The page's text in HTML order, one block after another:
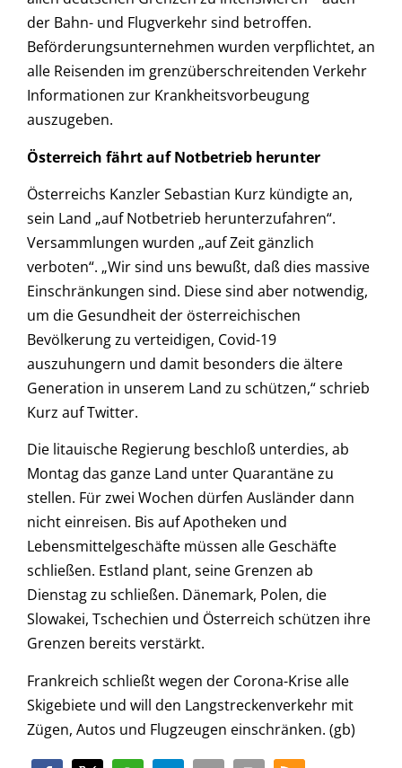
der Bahn- und Flugverkehr sind betroffen.
Beförderungsunternehmen wurden verpflichtet, an
alle Reisenden im grenzüberschreitenden Verkehr
Informationen zur Krankheitsvorbeugung
auszugeben.
Österreich fährt auf Notbetrieb herunter
Österreichs Kanzler Sebastian Kurz kündigte an,
sein Land „auf Notbetrieb herunterzufahren“.
Versammlungen wurden „auf Zeit gänzlich
verboten“. „Wir sind uns bewußt, daß dies massive
Einschränkungen sind. Diese sind aber notwendig,
um die Gesundheit der österreichischen
Bevölkerung zu verteidigen, Covid-19
auszuhungern und damit besonders die ältere
Generation in unserem Land zu schützen,“ schrieb
Kurz auf Twitter.
Die litauische Regierung beschloß unterdies, ab
Montag das ganze Land unter Quarantäne zu
stellen. Für zwei Wochen dürfen Ausländer dann
nicht einreisen. Bis auf Apotheken und
Lebensmittelgeschäfte müssen alle Geschäfte
schließen. Estland plant, seine Grenzen ab
Dienstag zu schließen. Dänemark, Polen, die
Slowakei, Tschechien und Österreich schützen ihre
Grenzen bereits verstärkt.
Frankreich schließt wegen der Corona-Krise alle
Skigebiete und will den Langstreckenverkehr mit
Zügen, Autos und Flugzeugen einschränken. (gb)